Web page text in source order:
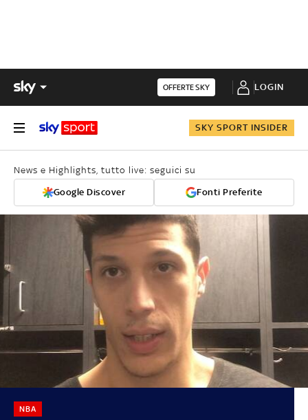
OFFERTE SKY LOGIN
SKY SPORT INSIDER
News e Highlights, tutto live: seguici su
Google Discover Fonti Preferite
NBA